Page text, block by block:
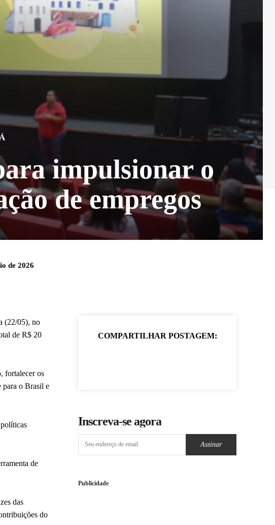
impulsionar o
de empregos
de 2026
(22/05), no
de R$ 20
fortalecer os
para o Brasil e
de
das
do
COMPARTILHAR POSTAGEM:
Inscreva-se agora
Assinar
Publicidade